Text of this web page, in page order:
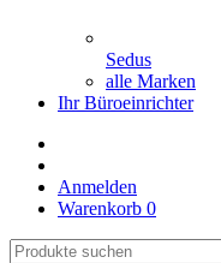
Sedus
alle Marken
Ihr Büroeinrichter
Anmelden
Warenkorb 0